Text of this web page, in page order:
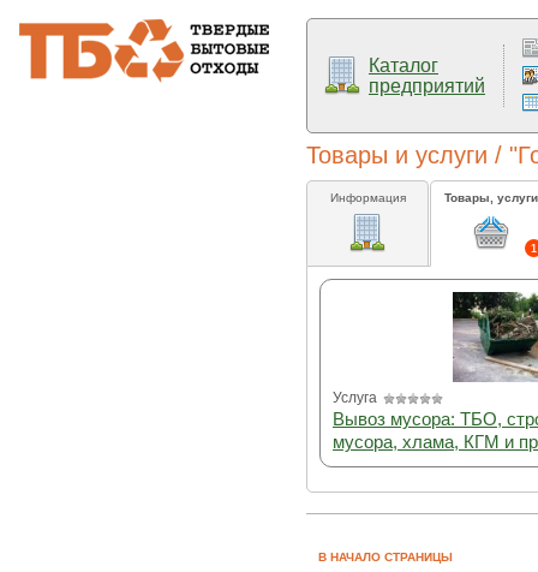
Каталог
предприятий
Товары и услуги /
Информация
1
Товары, услуги
Услуга
Вывоз мусора: ТБО,
мусора, хлама, КГМ и
В НАЧАЛО СТРАНИЦЫ